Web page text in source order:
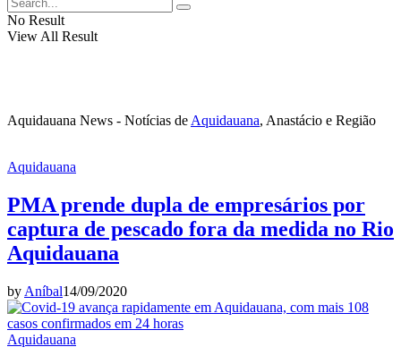
No Result
View All Result
Aquidauana News - Notícias de Aquidauana, Anastácio e Região
Aquidauana
PMA prende dupla de empresários por
captura de pescado fora da medida no Rio
Aquidauana
by Aníbal14/09/2020
Aquidauana